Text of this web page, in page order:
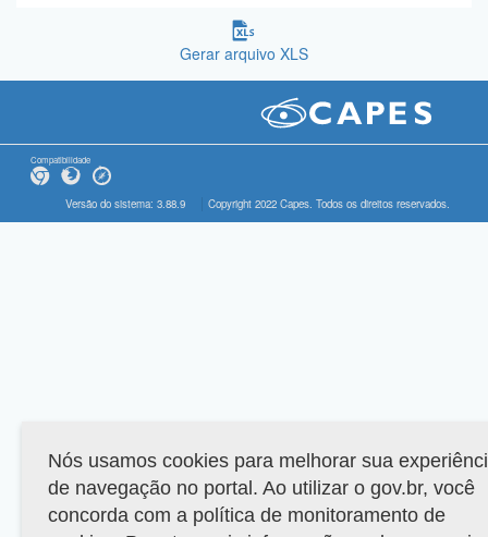
Gerar arquivo XLS
Compatibilidade
Versão do sistema: 3.88.9 Copyright 2022 Capes. Todos os direitos reservados.
Nós usamos cookies para melhorar sua
de navegação no portal. Ao utilizar o gov.br, você
concorda com a política de monitoramento de